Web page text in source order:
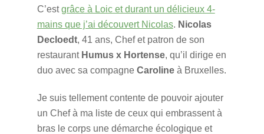
C’estgrâce à Loic et durant un délicieux 4-
mains que j’ai découvert Nicolas. Nicolas
Decloedt, 41 ans, Chef et patron de son
restaurant Humus x Hortense, qu’il dirige en
duo avec sa compagne Carolineà Bruxelles.
Je suis tellement contente de pouvoir ajouter
un Chef à ma liste de ceux qui embrassent à
bras le corps une démarche écologique et